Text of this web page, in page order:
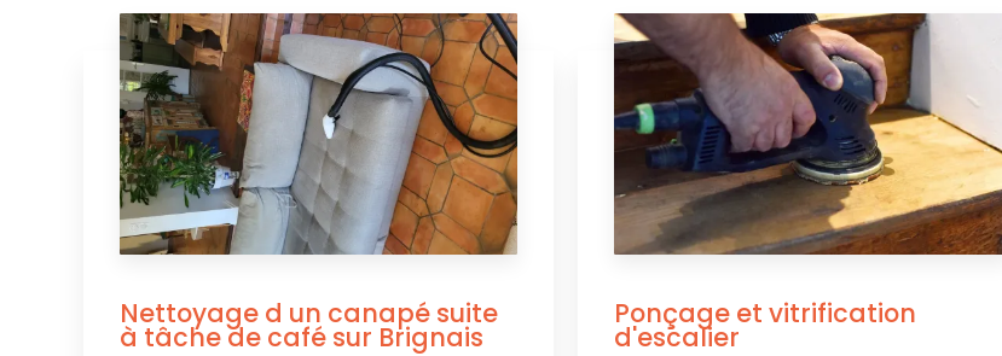
Nettoyage d un canapé suite
à tâche de café sur Brignais
Ponçage et vitrification
d'escalier